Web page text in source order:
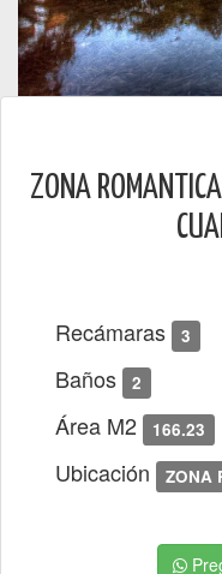
ZONA
Recámaras 3
Baños 2
Área M2 166.23
Ubicación ZONA